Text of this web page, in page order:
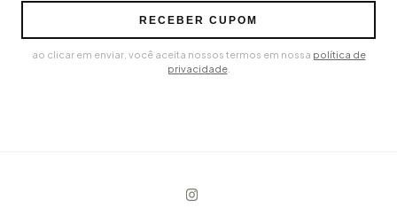
RECEBER CUPOM
ao clicar em enviar, você aceita nossos termos em nossa política de
privacidade.